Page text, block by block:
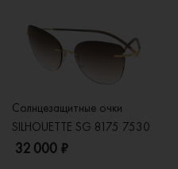
Солнцезащитные очки
SILHOUETTE SG 8175 7530
32 000 ₽